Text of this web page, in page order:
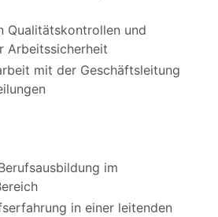
Qualitätskontrollen und
Arbeitssicherheit
mit der Geschäftsleitung
im
in einer leitenden